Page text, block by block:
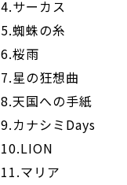
4.サーカス
5.蜘蛛の糸
6.桜雨
7.星の狂想曲
8.天国への手紙
9.カナシミDays
10.LION
11.マリア